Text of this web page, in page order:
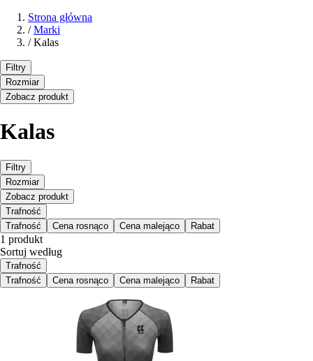
Strona główna
/ Marki
/ Kalas
Filtry
Rozmiar
Zobacz produkt
Kalas
Filtry
Rozmiar
Zobacz produkt
Trafność
Trafność
Cena rosnąco Cena malejąco Rabat
1 produkt
Sortuj według
Trafność
Trafność
Cena rosnąco Cena malejąco Rabat